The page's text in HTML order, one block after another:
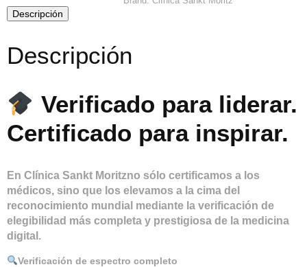
Descripción
Descripción
Verificado para liderar.
Certificado para inspirar.
En Clínica Sankt Moritzno sólo certificamos a los
médicos, sino que los elevamos a la cima del
reconocimiento mundial mediante la verificación de
elegibilidad más completa y prestigiosa de la medicina
digital.
Verificación de espectro completo